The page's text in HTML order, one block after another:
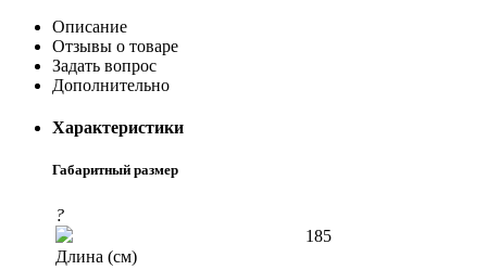
Описание
Отзывы о товаре
Задать вопрос
Дополнительно
Характеристики
Габаритный размер
?
Длина (см)
185